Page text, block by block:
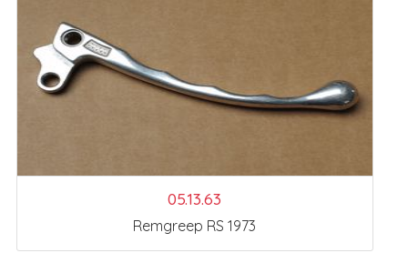
05.13.63
Remgreep RS 1973